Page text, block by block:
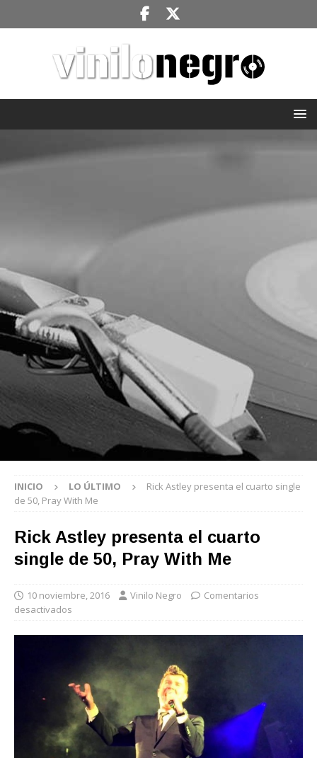
INICIO LO ÚLTIMO
Rick Astley presenta el cuarto single
de 50, Pray With Me
Rick Astley presenta el cuarto
single de 50, Pray With Me
10 noviembre, 2016 Vinilo Negro
Comentarios
desactivados